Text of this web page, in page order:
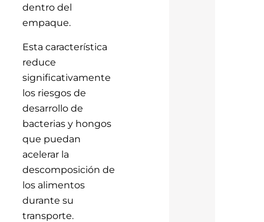
dentro del
empaque.
Esta característica
reduce
significativamente
los riesgos de
desarrollo de
bacterias y hongos
que puedan
acelerar la
descomposición de
los alimentos
durante su
transporte.